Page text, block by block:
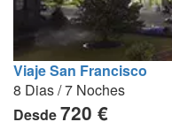
Viaje San Francisco
8 Dias / 7 Noches
Desde720 €